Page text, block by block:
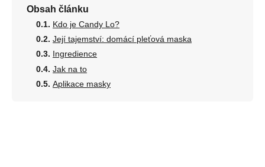
Obsah článku
Kdo je Candy Lo?
Její tajemství: domácí pleťová maska
Ingredience
Jak na to
Aplikace masky